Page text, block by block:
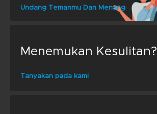
Undang Temanmu Dan Menang
Menemukan Kesulitan?
Tanyakan pada kami